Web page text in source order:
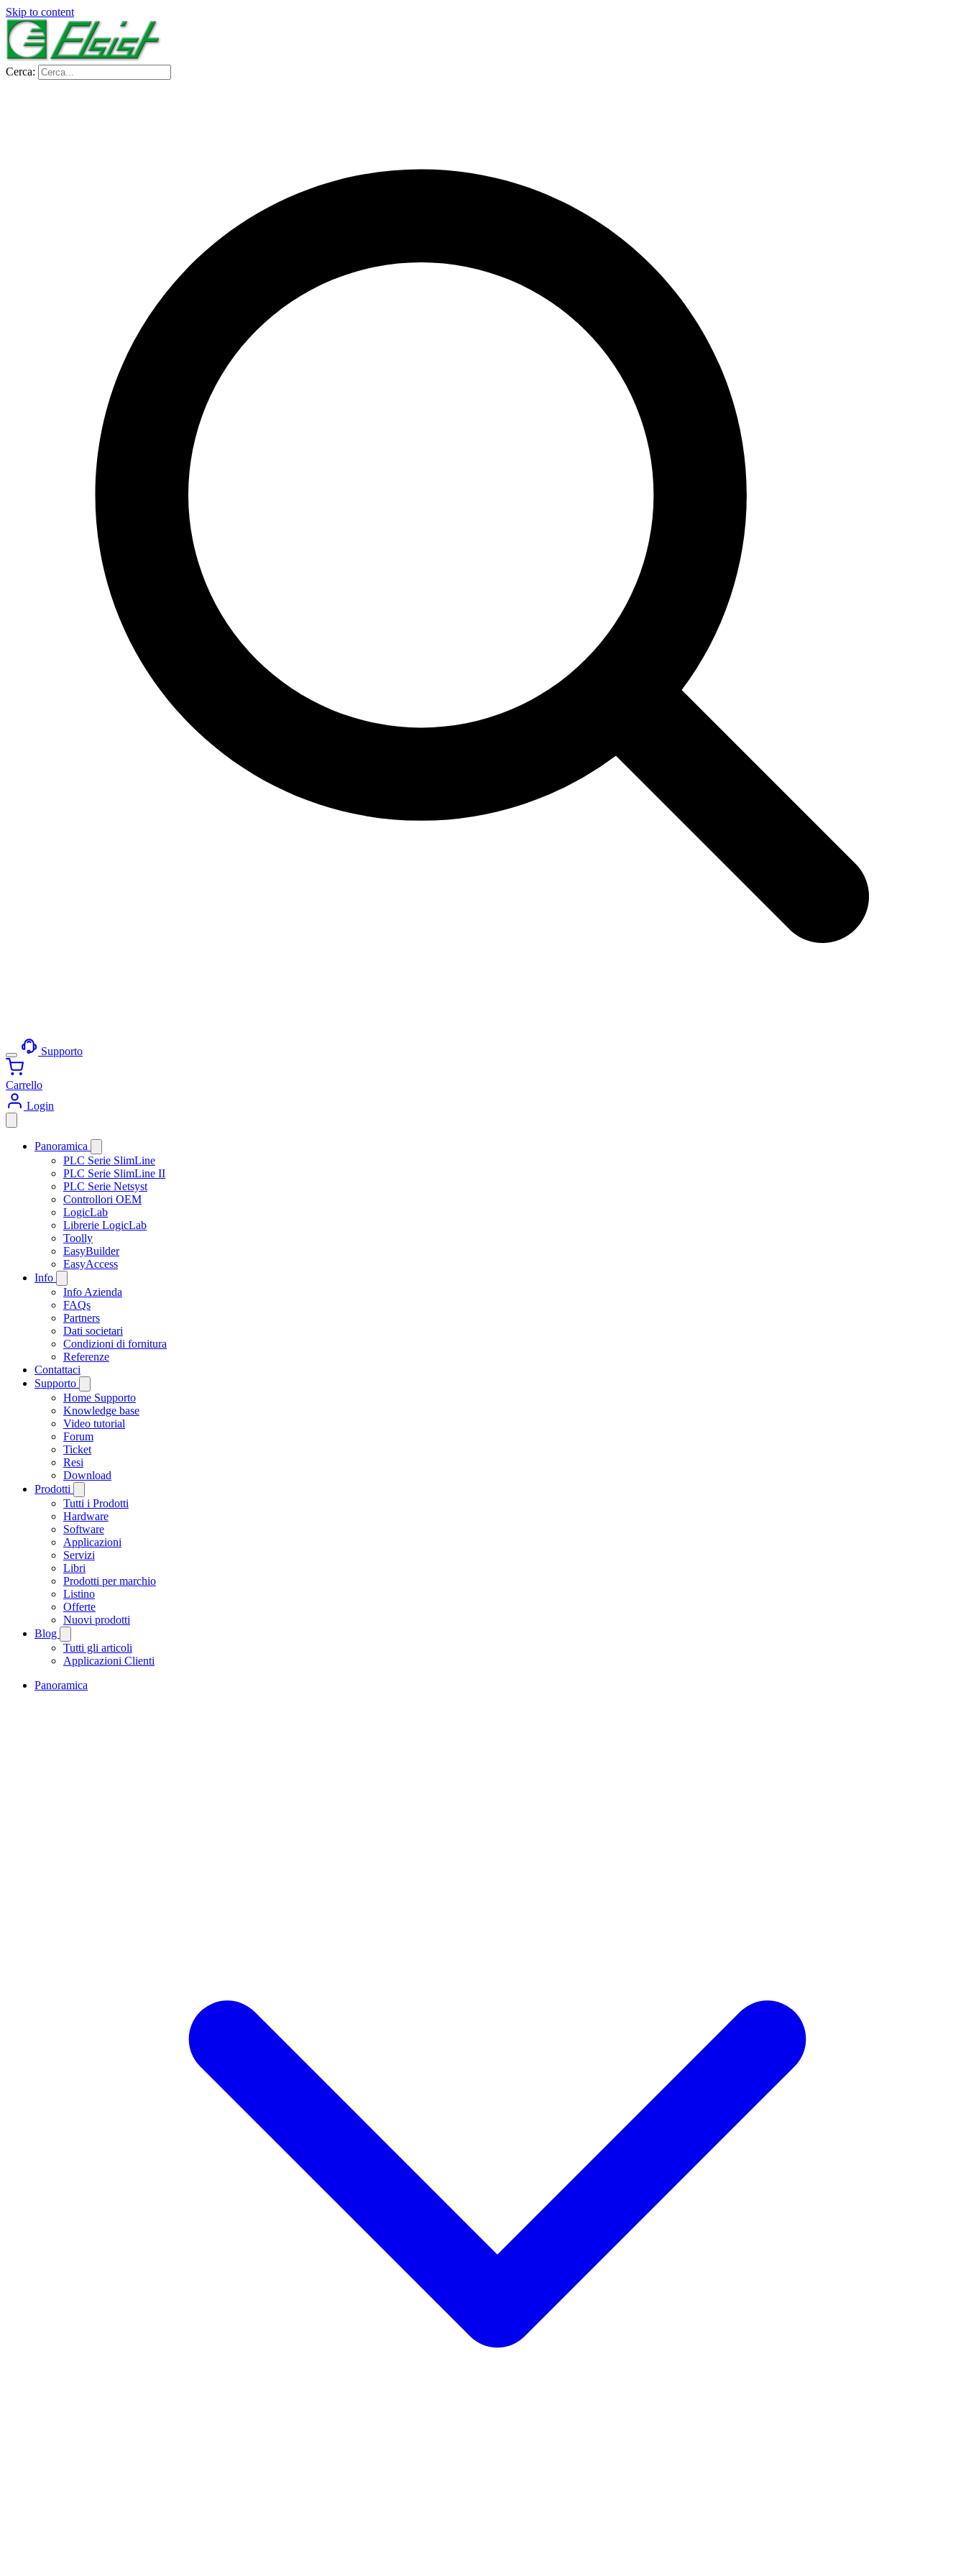
Skip to content
Cerca:
Supporto
Carrello
Login
Panoramica
PLC Serie SlimLine
PLC Serie SlimLine II
PLC Serie Netsyst
Controllori OEM
LogicLab
Librerie LogicLab
Toolly
EasyBuilder
EasyAccess
Info
Info Azienda
FAQs
Partners
Dati societari
Condizioni di fornitura
Referenze
Contattaci
Supporto
Home Supporto
Knowledge base
Video tutorial
Forum
Ticket
Resi
Download
Prodotti
Tutti i Prodotti
Hardware
Software
Applicazioni
Servizi
Libri
Prodotti per marchio
Listino
Offerte
Nuovi prodotti
Blog
Tutti gli articoli
Applicazioni Clienti
Panoramica